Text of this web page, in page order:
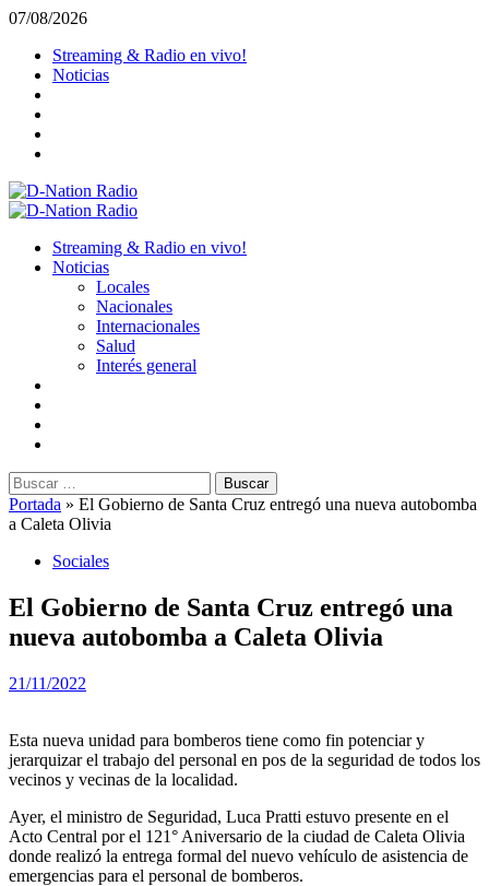
Saltar
contenido
07/08/2026
Streaming & Radio en vivo!
Noticias
Menú
Streaming & Radio en vivo!
Noticias
Locales
Nacionales
Internacionales
Salud
Interés general
Buscar:
Portada » El Gobierno de Santa Cruz entregó una nueva autobomba
a Caleta Olivia
Sociales
El Gobierno de Santa Cruz entregó una
nueva autobomba a Caleta Olivia
21/11/2022
Esta nueva unidad para bomberos tiene como fin potenciar y
jerarquizar el trabajo del personal en pos de la seguridad de todos los
vecinos y vecinas de la localidad.
Ayer, el ministro de Seguridad, Luca Pratti estuvo presente en el
Acto Central por el 121° Aniversario de la ciudad de Caleta Olivia
donde realizó la entrega formal del nuevo vehículo de asistencia de
emergencias para el personal de bomberos.